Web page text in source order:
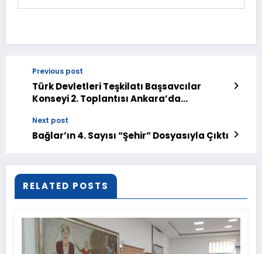
Previous post
Türk Devletleri Teşkilatı Başsavcılar
Konseyi 2. Toplantısı Ankara’da
Next post
Bağlar’ın 4. Sayısı “Şehir” Dosyasıyla Çıktı
RELATED POSTS